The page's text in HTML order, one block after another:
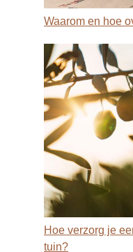
Waarom en hoe
Hoe verzorg je
tuin?